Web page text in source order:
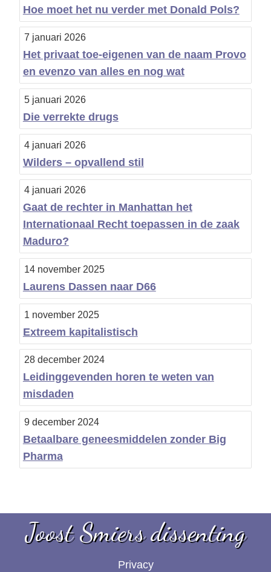
Hoe moet het nu verder met Donald Pols?
Het privaat toe-eigenen van de naam Provo
en evenzo van alles en nog wat
7 januari 2026
Die verrekte drugs
5 januari 2026
Wilders – opvallend stil
4 januari 2026
Gaat de rechter in Manhattan het
Internationaal Recht toepassen in de zaak
Maduro?
4 januari 2026
Laurens Dassen naar D66
14 november 2025
Extreem kapitalistisch
1 november 2025
Leidinggevenden horen te weten van
misdaden
28 december 2024
Betaalbare geneesmiddelen zonder Big
Pharma
9 december 2024
Joost Smiers dissenting
Privacy